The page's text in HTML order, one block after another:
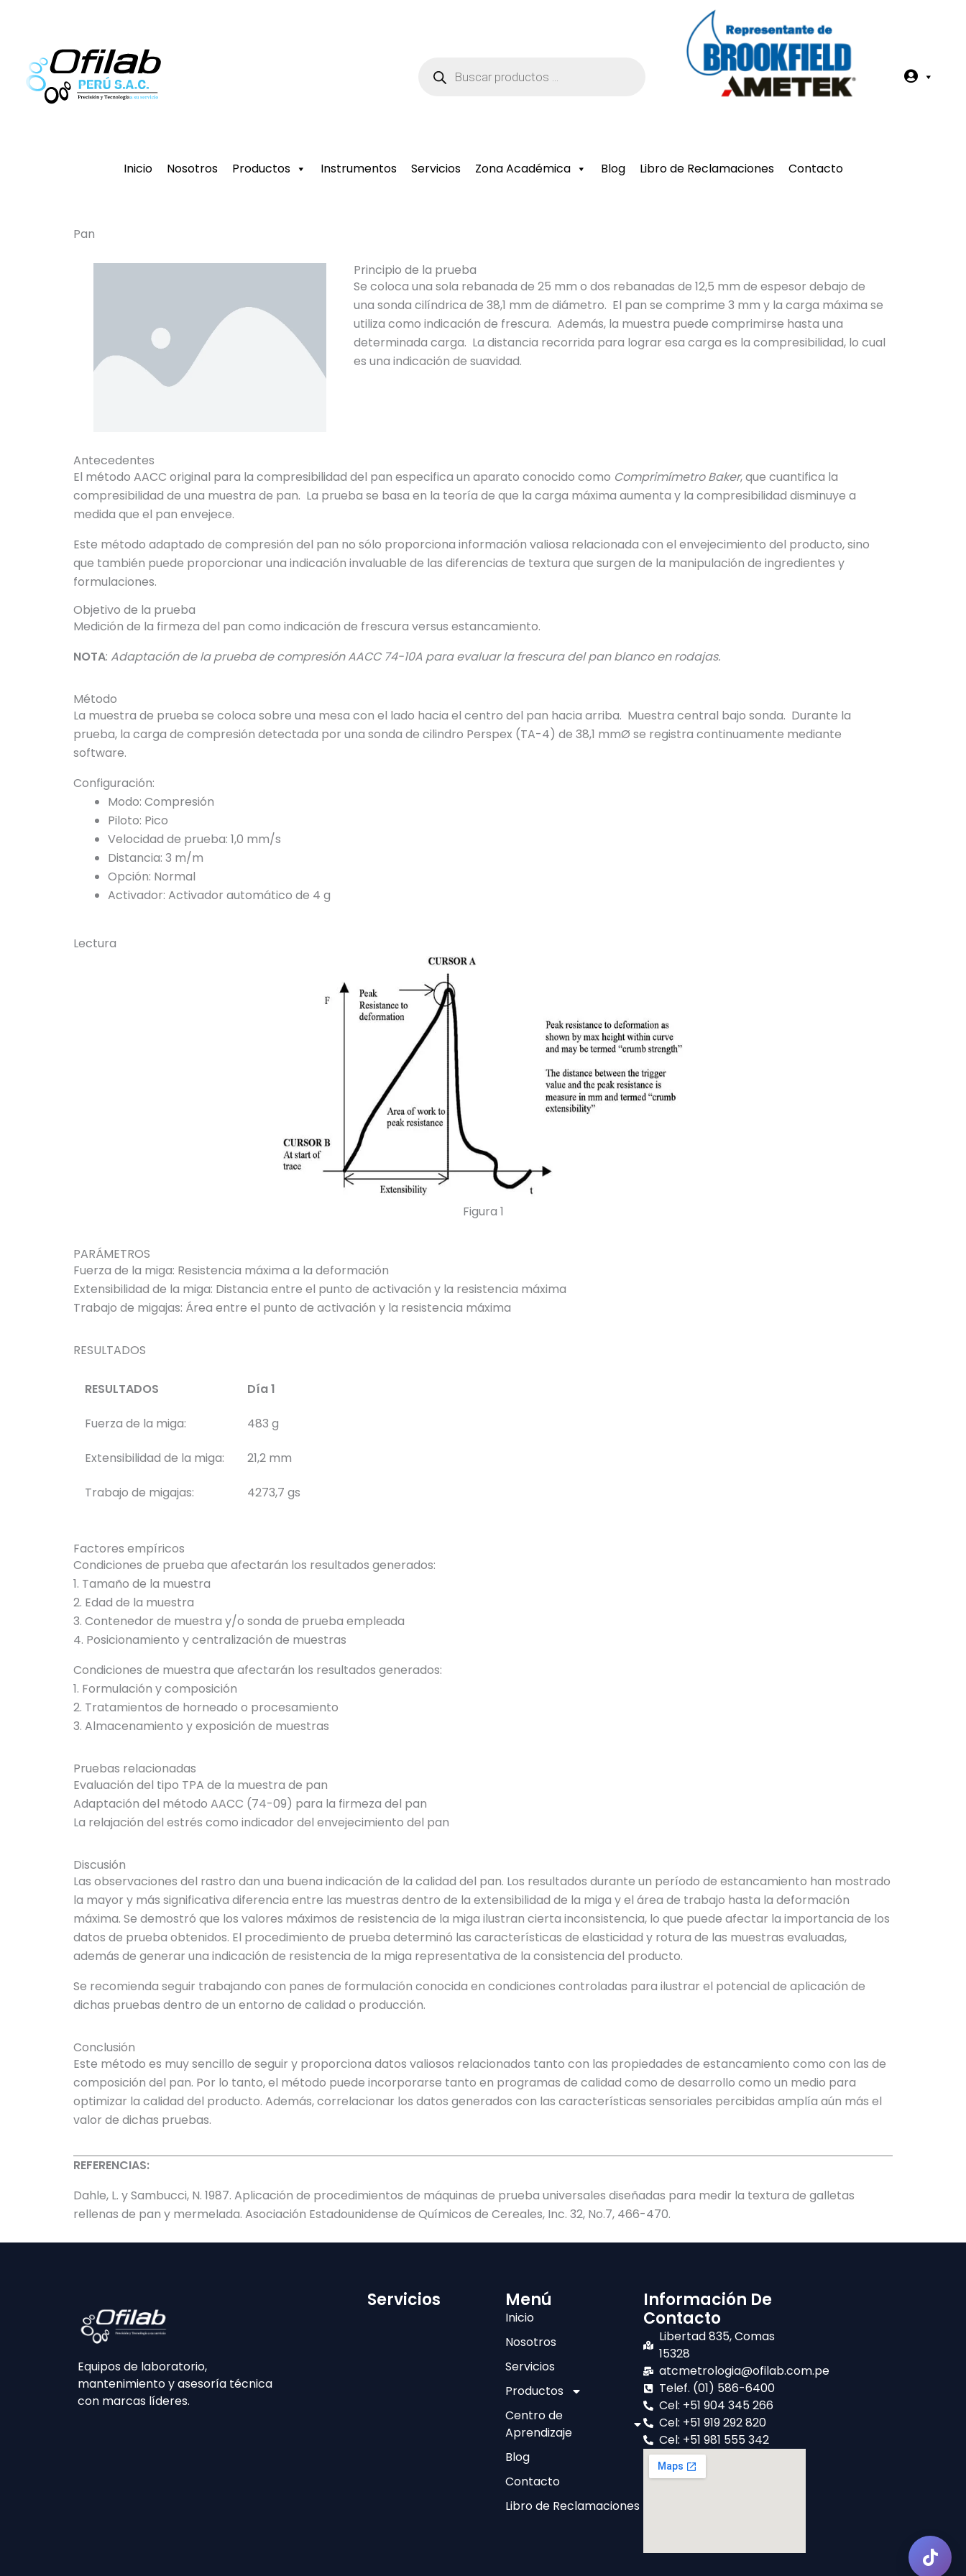
productos
Z
Inicio Nosotros Productos Instrumentos Servicios Zona Académica Blog Libro de Reclamaciones Contacto
Pan
Principio de la prueba
Se coloca una sola rebanada de 25 mm o dos rebanadas de 12,5 mm de espesor debajo de
una sonda cilíndrica de 38,1 mm de diámetro. El pan se comprime 3 mm y la carga máxima se
utiliza como indicación de frescura. Además, la muestra puede comprimirse hasta una
determinada carga. La distancia recorrida para lograr esa carga es la compresibilidad, lo cual
es una indicación de suavidad.
Antecedentes
El método AACC original para la compresibilidad del pan especifica un aparato conocido como Comprimímetro Baker, que cuantifica la
compresibilidad de una muestra de pan. La prueba se basa en la teoría de que la carga máxima aumenta y la compresibilidad disminuye a
medida que el pan envejece.
Este método adaptado de compresión del pan no sólo proporciona información valiosa relacionada con el envejecimiento del producto, sino
que también puede proporcionar una indicación invaluable de las diferencias de textura que surgen de la manipulación de ingredientes y
formulaciones.
Objetivo de la prueba
Medición de la firmeza del pan como indicación de frescura versus estancamiento.
NOTA: Adaptación de la prueba de compresión AACC 74-10A para evaluar la frescura del pan blanco en rodajas.
Método
La muestra de prueba se coloca sobre una mesa con el lado hacia el centro del pan hacia arriba. Muestra central bajo sonda. Durante la
prueba, la carga de compresión detectada por una sonda de cilindro Perspex (TA-4) de 38,1 mmØ se registra continuamente mediante
software.
Configuración:
Modo: Compresión
Piloto: Pico
Velocidad de prueba: 1,0 mm/s
Distancia: 3 m/m
Opción: Normal
Activador: Activador automático de 4 g
Lectura
Figura 1
PARÁMETROS
Fuerza de la miga: Resistencia máxima a la deformación
Extensibilidad de la miga: Distancia entre el punto de activación y la resistencia máxima
Trabajo de migajas: Área entre el punto de activación y la resistencia máxima
RESULTADOS
RESULTADOS Día 1
Fuerza de la miga: 483 g
Extensibilidad de la miga: 21,2 mm
Trabajo de migajas: 4273,7 gs
Factores empíricos
Condiciones de prueba que afectarán los resultados generados:
1. Tamaño de la muestra
2. Edad de la muestra
3. Contenedor de muestra y/o sonda de prueba empleada
4. Posicionamiento y centralización de muestras
Condiciones de muestra que afectarán los resultados generados:
1. Formulación y composición
2. Tratamientos de horneado o procesamiento
3. Almacenamiento y exposición de muestras
Pruebas relacionadas
Evaluación del tipo TPA de la muestra de pan
Adaptación del método AACC (74-09) para la firmeza del pan
La relajación del estrés como indicador del envejecimiento del pan
Discusión
Las observaciones del rastro dan una buena indicación de la calidad del pan. Los resultados durante un período de estancamiento han mostrado
la mayor y más significativa diferencia entre las muestras dentro de la extensibilidad de la miga y el área de trabajo hasta la deformación
máxima. Se demostró que los valores máximos de resistencia de la miga ilustran cierta inconsistencia, lo que puede afectar la importancia de los
datos de prueba obtenidos. El procedimiento de prueba determinó las características de elasticidad y rotura de las muestras evaluadas,
además de generar una indicación de resistencia de la miga representativa de la consistencia del producto.
Se recomienda seguir trabajando con panes de formulación conocida en condiciones controladas para ilustrar el potencial de aplicación de
dichas pruebas dentro de un entorno de calidad o producción.
Conclusión
Este método es muy sencillo de seguir y proporciona datos valiosos relacionados tanto con las propiedades de estancamiento como con las de
composición del pan. Por lo tanto, el método puede incorporarse tanto en programas de calidad como de desarrollo como un medio para
optimizar la calidad del producto. Además, correlacionar los datos generados con las características sensoriales percibidas amplía aún más el
valor de dichas pruebas.
REFERENCIAS:
Dahle, L. y Sambucci, N. 1987. Aplicación de procedimientos de máquinas de prueba universales diseñadas para medir la textura de galletas
rellenas de pan y mermelada. Asociación Estadounidense de Químicos de Cereales, Inc. 32, No.7, 466-470.
Equipos de laboratorio,
mantenimiento y asesoría técnica
con marcas líderes.
Servicios Menú
Inicio
Nosotros
Servicios
Productos
Centro de
Aprendizaje
Blog
Contacto
Libro de Reclamaciones
Información De
Contacto
Libertad 835, Comas
15328
atcmetrologia@ofilab.com.pe
Telef. (01) 586-6400
Cel: +51 904 345 266
Cel: +51 919 292 820
Cel: +51 981 555 342